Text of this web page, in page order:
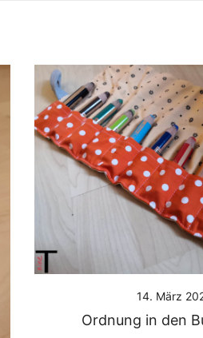
14. März
Ordnung in den